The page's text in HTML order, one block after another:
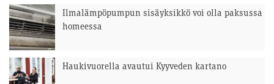
Ilmalämpöpumpun sisäyksikkö voi olla paksussa
homeessa
Haukivuorella avautui Kyyveden kartano